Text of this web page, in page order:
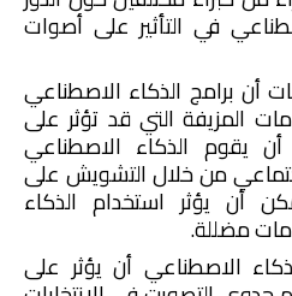
في التأثير على أصوات
أن برامج الذكاء الاصطناعي
المزيفة التي قد تؤثر على
أن يقوم الذكاء الاصطناعي
من خلال التشويش على
أن يؤثر استخدام الذكاء
مضللة.
الاصطناعي أن يؤثر على